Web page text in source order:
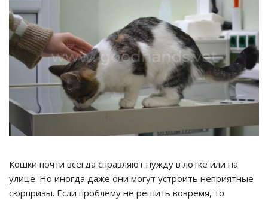
Кошки почти всегда справляют нужду в лотке или на
улице. Но иногда даже они могут устроить неприятные
сюрпризы. Если проблему не решить вовремя, то